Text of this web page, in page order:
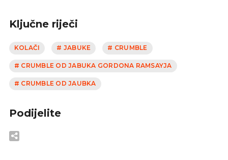
Ključne riječi
KOLAČI # JABUKE # CRUMBLE
# CRUMBLE OD JABUKA GORDONA RAMSAYJA
# CRUMBLE OD JAUBKA
Podijelite